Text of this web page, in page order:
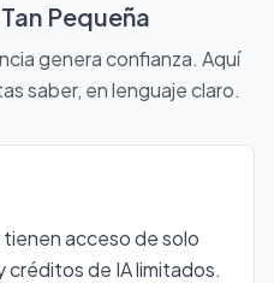
Pequeña
genera confianza. Aquí
saber, en lenguaje claro.
acceso de solo
créditos de IA limitados.